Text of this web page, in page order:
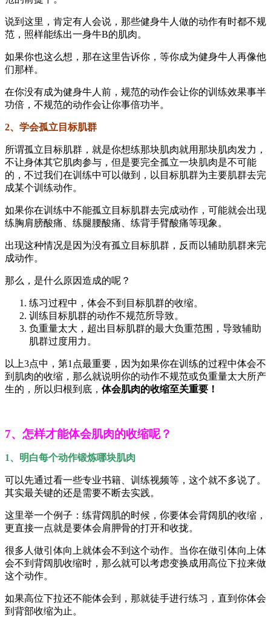
说到这里，肯定有人会说，那些健身牛人做的动作有时都不规
范，照样能练出一身牛B的肌肉。
如果你也这么想，那在这里告诉你，等你成为健身牛人再像他
们那样。
在你没有成为健身牛人前，规范的动作会让你的训练效果事半
功倍，不规范的动作会让你事倍功半。
2、学会孤立目标肌群
所谓孤立目标肌群，就是你想练那块肌肉就用那块肌肉发力，
不让身体其它肌肉参与，但是要完全孤立一块肌肉是不可能
的，不过我们在训练中可以做到，以目标肌群为主要肌群去完
成某个训练动作。
如果你在训练中不能孤立目标肌群去完成动作，可能就会出现
练胸肩膀酸痛、练腿腰酸痛、练背手臂酸痛等现象。
出现这种情况是因为没有孤立目标肌群，反而以辅助肌群来完
成动作。
那么，是什么原因造成的呢？
练习过程中，体会不到目标肌群的收缩。
训练目标肌群的动作不规范所导致。
负重量太大，超出目标肌群的最大负重范围，导致辅助
肌群过度用力。
以上3点中，第1点最重要，因为如果你在训练的过程中体会不
到肌肉的收缩，那么就说明你的动作不规范或负重量太大所产
生的，所以归根到底， 体会肌肉的收缩至关重要！
7、怎样才能体会肌肉的收缩呢？
1、明白每个动作锻炼哪块肌肉
可以先通过看一些专业书籍、训练视频等，这个就不多说了。
其实最关键的还是需要不断去实践。
这里举一个例子：练背阔肌的时候，你要体会背阔肌的收缩，
更直接一点就是要体会肩胛骨的打开和收拢。
很多人做引体向上就体会不到这个动作。当你在做引体向上体
会不到背阔肌收缩时，那么就可以考虑变换成用高位下拉来做
这个动作。
如果高位下拉还不能体会到，那就徒手进行练习，直到你体会
到背部收缩为止。